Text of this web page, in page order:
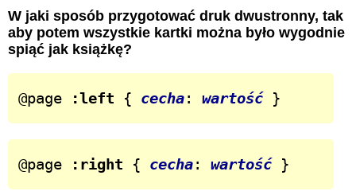
W jaki sposób przygotować druk dwustronny, tak
aby potem wszystkie kartki można było wygodnie
spiąć jak książkę?
@page :left { cecha: wartość }
@page :right { cecha: wartość }